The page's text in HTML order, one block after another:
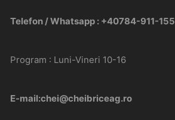
Telefon / Whatsapp : +40784-911-155
Program : Luni-Vineri 10-16
E-mail:chei@cheibriceag.ro